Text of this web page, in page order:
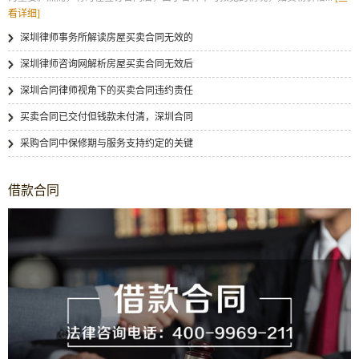
看详细]
深圳律师事务所解读房屋买卖合同无效的
深圳律师咨询网解析房屋买卖合同无效后
深圳合同律师视角下的买卖合同违约责任
买卖合同已交付但钱款未付清，深圳合同
采购合同中保修期与服务支持约定的关键
借款合同